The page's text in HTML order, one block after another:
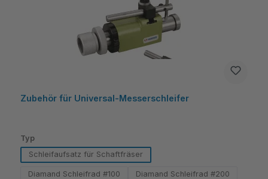
Zubehör für Universal-Messerschleifer
Typauswählen
Schleifaufsatz für Schaftfräser
Diamand Schleifrad #100 Diamand Schleifrad #200